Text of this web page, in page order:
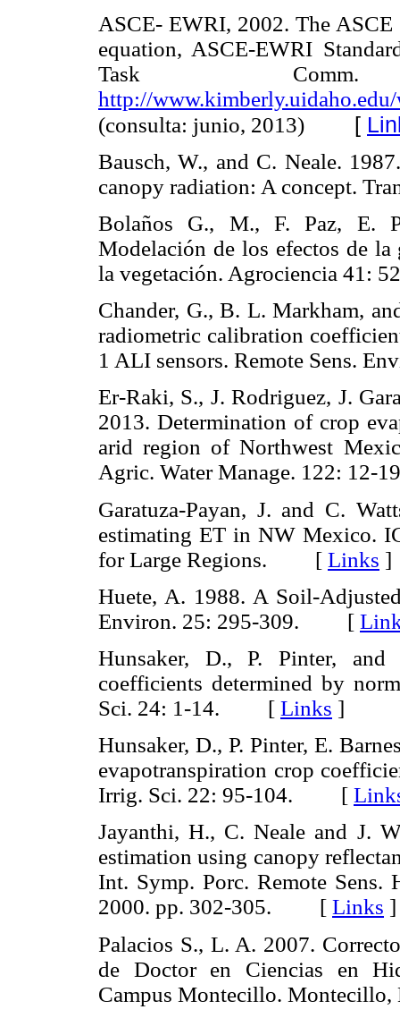
ASCE- EWRI, 2002. The ASCE
equation, ASCE-EWRI
Task
http://
(consulta: junio, 2013) [
Bausch, W., and C. Neale.
canopy radiation: A concept.
Bolaños G., M., F. Paz, E.
Modelación de los efectos de la
la vegetación. Agrociencia
Chander, G., B. L. Markham,
radiometric calibration
1 ALI sensors. Remote
Er-Raki, S., J. Rodriguez, J.
2013. Determination of crop
arid region of Northwest
Agric. Water Manage. 122:
Garatuza-Payan, J. and C.
estimating ET in NW Mexico.
for Large Regions. [ Links ]
Huete, A. 1988. A Soil-
Environ. 25: 295-309. [
Hunsaker, D., P. Pinter,
coefficients determined by
Sci. 24: 1-14. [ Links ]
Hunsaker, D., P. Pinter, E.
evapotranspiration crop
Irrig. Sci. 22: 95-104. [
Jayanthi, H., C. Neale and J.
estimation using canopy
Int. Symp. Porc. Remote
2000. pp. 302-305. [ Links ]
Palacios S., L. A. 2007.
de Doctor en Ciencias en
Campus Montecillo.